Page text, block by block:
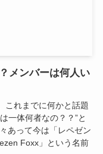
メンバーは何人い
これまでに何かと話題
一体何者なの？？”と
あって今は「レペゼン
Foxx」という名前